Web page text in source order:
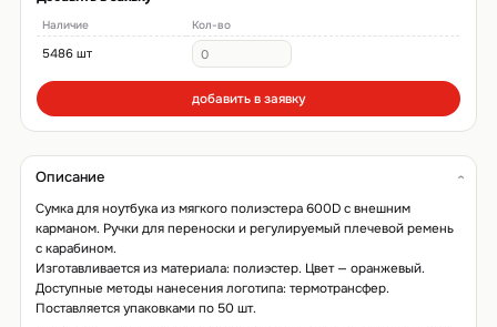
Наличие Кол-во
5486 шт
добавить в заявку
Описание
Сумка для ноутбука из мягкого полиэстера 600D с внешним
карманом. Ручки для переноски и регулируемый плечевой ремень
с карабином.
Изготавливается из материала: полиэстер. Цвет — оранжевый.
Доступные методы нанесения логотипа: термотрансфер.
Поставляется упаковками по 50 шт.